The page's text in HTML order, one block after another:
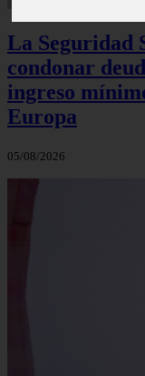
La Seguridad
condonar
ingreso
Europa
05/08/2026